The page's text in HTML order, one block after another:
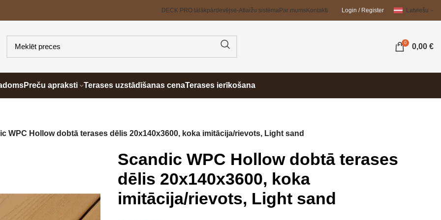
DECK PRO tālākpārdevējse-Atlaižu sistēmaPar mumsKontakti Login / Register Latviešu
0 0,00 €
Preču apraksti Terases uzstādīšanas cenaTerases ierīkošana
WPC Hollow dobtā terases dēlis 20x140x3600, koka imitācija/rievots, Light sand
Scandic WPC Hollow dobtā terases
dēlis 20x140x3600, koka
imitācija/rievots, Light sand